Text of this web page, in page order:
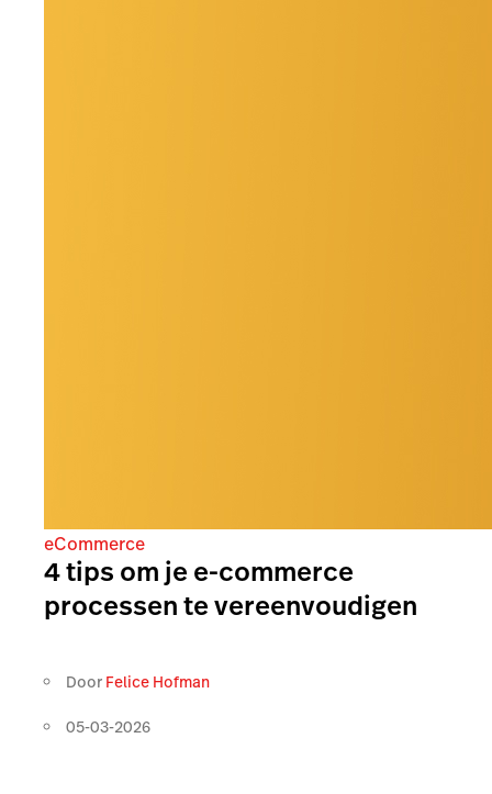
eCommerce
4 tips om je e-commerce
processen te vereenvoudigen
Door Felice Hofman
05-03-2026